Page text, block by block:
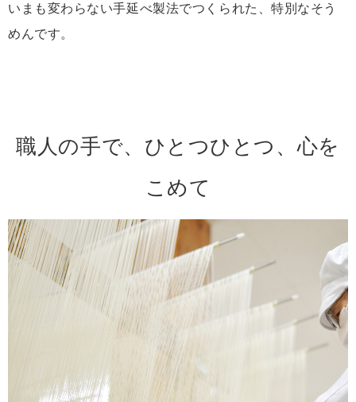
いまも変わらない手延べ製法でつくられた、特別なそう
めんです。
職人の手で、ひとつひとつ、心を
こめて